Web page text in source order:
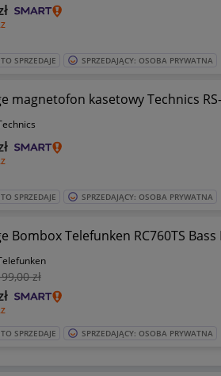
SPRZEDAJE SPRZEDAJĄCY: OSOBA PRYWATNA
magnetofon kasetowy Technics
SPRZEDAJE SPRZEDAJĄCY: OSOBA PRYWATNA
Bombox Telefunken RC760TS
,00 zł
SPRZEDAJE SPRZEDAJĄCY: OSOBA PRYWATNA